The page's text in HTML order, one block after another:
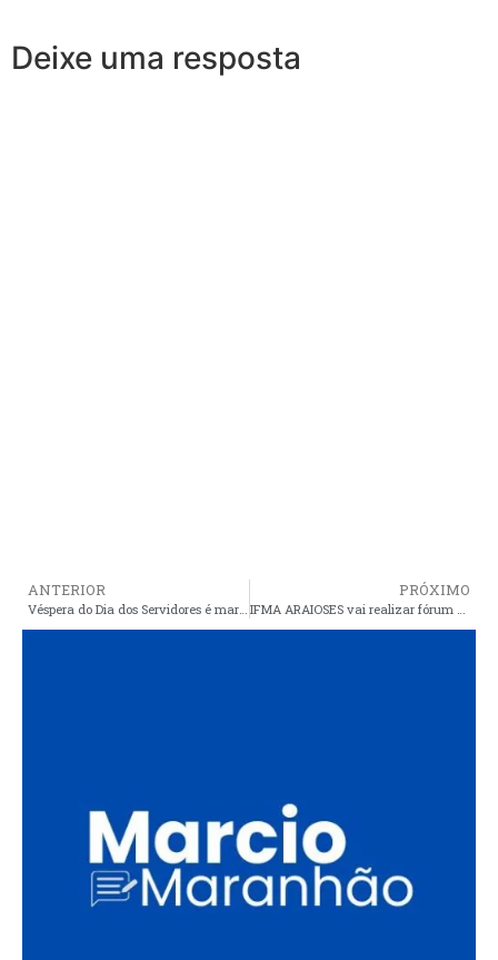
Deixe uma resposta
ANTERIOR
Véspera do Dia dos Servidores é marcado por manifestação contra o governo Cristino
PRÓXIMO
IFMA ARAIOSES vai realizar fórum de planejamento estratégico